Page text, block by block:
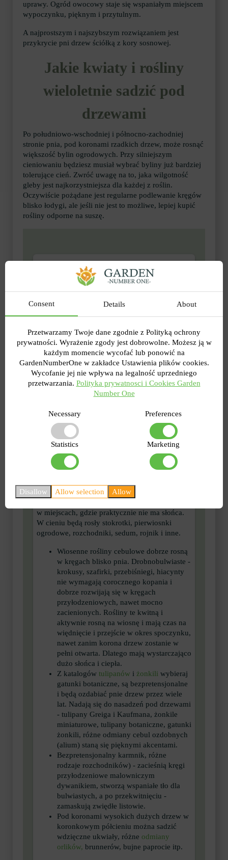
uprawy. Ogród owocowy staje się wspaniałym miejscem
wypoczynku, pięknym i przytulnym.
A najprostszym i najszybszym rozwiązaniem jest
przykrycie pni drzew ściółką z kory sosnowej.
Jakie kwiaty i rośliny
wieloletnie sadzić pod
drzewami
Po południowo-wschodniej i północno-zachodniej
stronie pnia, pod koronami rzadkich drzew, może rosnąć
większość bylin ogrodowych. Przy silniejszym
cieniowaniu będziesz musiał wybrać byliny już bardziej
tolerujące cień. Zwróć uwagę na to, jaka wilgotność
gleby jest najkorzystniejsza dla każdej z roślin.
Oczywiście pożądane jest regularne podlewanie kręgów
blisko łodygi, ale jeśli nie jest to możliwe, lepiej kupić
rośliny odporne na suszę.
Kwitnące i ozdobne rośliny zadarniające
pod drzewa
W miękkim rozproszonym cieniu moreli,
śliwek, jabłoni itp., klombów z
hostami
,
różnego rodzaju paprociami,
bergeniami,
stokrotkami,
rozłożystymi dobrze będzie rosła
astilba
Pod gęstą koroną orzechów włoskich itp. -
w miejscach, gdzie praktycznie nie ma słońca.
W cieniu będą rosły stokrotki, pierwiosnki
ogrodowe, rozchodniki, sedum, rojnik i inne.
Wiosenne rośliny cebulowe dobrze rosną
w kręgach blisko pnia. Drobnobulwiaste -
krokusy, szafirki, przebiśniegi, hiacynty
nie wymagają corocznego kopania i
dobrze rozwijają się w kręgach
przyłodzeniowych, nawet mocno
zacienionych. Rośliny te kwitną i
aktywnie rosną na wiosnę i mają czas na
więdnięcie i przejście w okres spoczynku,
nawet zanim korona drzew zostanie w
pełni otwarta. Dlatego mają wystarczająco
dużo słońca i ciepła.
Z katalogów tulipanów i żonkili wybieraj
gatunki botaniczne, są bezpretensjonalne
i będą ozdabiać pnie drzew przez wiele
lat. Nadają się do nasadzeń pod drzewami
- tulipany Greiga i Kaufmana, żonkile
miniaturowe, tulipany botaniczne, gatunki
żonkili, różne odmiany cebul ozdobnych
(alium) staną się pięknymi akcentami.
Bezpretensjonalny karmnik, różne
rodzaje rozchodników) - zacieśnią kręgi
przyłodzeniowe malowniczym
dywanikiem, stworzą wspaniałe tło dla
bulwiastych, a po przekwitnięciu -
zamaskują zwiędłe listowie.
Pod koronami wysokich dużych drzew w
koronkowym półcieniu można sadzić
wdzięczne ukwiały, różne odmiany
orlików, brunnerów, bujne paprocie itp.
Consent Details About
Przetwarzamy Twoje dane zgodnie z Polityką ochrony
prywatności. Wyrażenie zgody jest dobrowolne. Możesz ją w
każdym momencie wycofać lub ponowić na
GardenNumberOne w zakładce Ustawienia plików cookies.
Wycofanie jej nie wpływa na legalność uprzedniego
przetwarzania. Polityka prywatnosci i Cookies Garden
Number One
Necessary Preferences
Statistics Marketing
Disallow Allow selection Allow